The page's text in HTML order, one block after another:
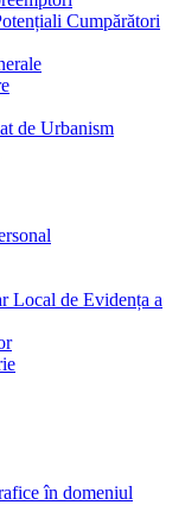
Cumpărători
de Urbanism
Local de Evidența a
în domeniul